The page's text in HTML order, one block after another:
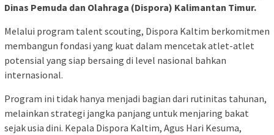
Dinas Pemuda dan Olahraga (Dispora) Kalimantan Timur.
Melalui program talent scouting, Dispora Kaltim berkomitmen
membangun fondasi yang kuat dalam mencetak atlet-atlet
potensial yang siap bersaing di level nasional bahkan
internasional.
Program ini tidak hanya menjadi bagian dari rutinitas tahunan,
melainkan strategi jangka panjang untuk menjaring bakat
sejak usia dini. Kepala Dispora Kaltim, Agus Hari Kesuma,